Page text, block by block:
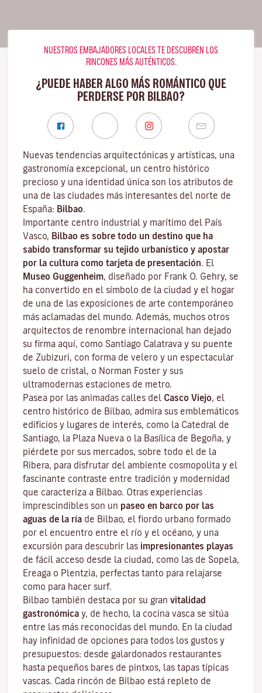
NUESTROS EMBAJADORES LOCALES TE DESCUBREN LOS
RINCONES MÁS AUTÉNTICOS.
¿PUEDE HABER ALGO MÁS ROMÁNTICO QUE
PERDERSE POR BILBAO?
Nuevas tendencias arquitectónicas y artísticas, una
gastronomía excepcional, un centro histórico
precioso y una identidad única son los atributos de
una de las ciudades más interesantes del norte de
España: Bilbao.
Importante centro industrial y marítimo del País
Vasco, Bilbao es sobre todo un destino que ha
sabido transformar su tejido urbanístico y apostar
por la cultura como tarjeta de presentación. El
Museo Guggenheim, diseñado por Frank O. Gehry, se
ha convertido en el símbolo de la ciudad y el hogar
de una de las exposiciones de arte contemporáneo
más aclamadas del mundo. Además, muchos otros
arquitectos de renombre internacional han dejado
su firma aquí, como Santiago Calatrava y su puente
de Zubizuri, con forma de velero y un espectacular
suelo de cristal, o Norman Foster y sus
ultramodernas estaciones de metro.
Pasea por las animadas calles del Casco Viejo, el
centro histórico de Bilbao, admira sus emblemáticos
edificios y lugares de interés, como la Catedral de
Santiago, la Plaza Nueva o la Basílica de Begoña, y
piérdete por sus mercados, sobre todo el de la
Ribera, para disfrutar del ambiente cosmopolita y el
fascinante contraste entre tradición y modernidad
que caracteriza a Bilbao. Otras experiencias
imprescindibles son un paseo en barco por las
aguas de la ría de Bilbao, el fiordo urbano formado
por el encuentro entre el río y el océano, y una
excursión para descubrir las impresionantes playas
de fácil acceso desde la ciudad, como las de Sopela,
Ereaga o Plentzia, perfectas tanto para relajarse
como para hacer surf.
Bilbao también destaca por su gran vitalidad
gastronómica y, de hecho, la cocina vasca se sitúa
entre las más reconocidas del mundo. En la ciudad
hay infinidad de opciones para todos los gustos y
presupuestos: desde galardonados restaurantes
hasta pequeños bares de pintxos, las tapas típicas
vascas. Cada rincón de Bilbao está repleto de